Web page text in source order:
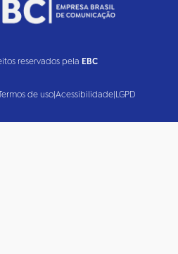
reservados pela EBC
de uso|Acessibilidade|LGPD